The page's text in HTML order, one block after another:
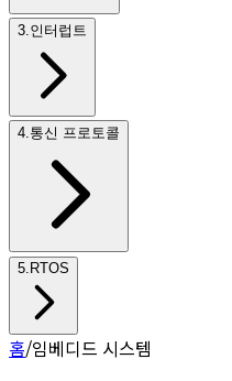
3 인터럽트
4 통신 프로토콜
5 RTOS
홈/임베디드 시스템